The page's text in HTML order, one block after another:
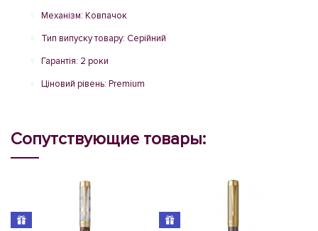
Механізм: Ковпачок
Тип випуску товару: Серійний
Гарантія: 2 роки
Ціновий рівень: Premium
Сопутствующие товары: